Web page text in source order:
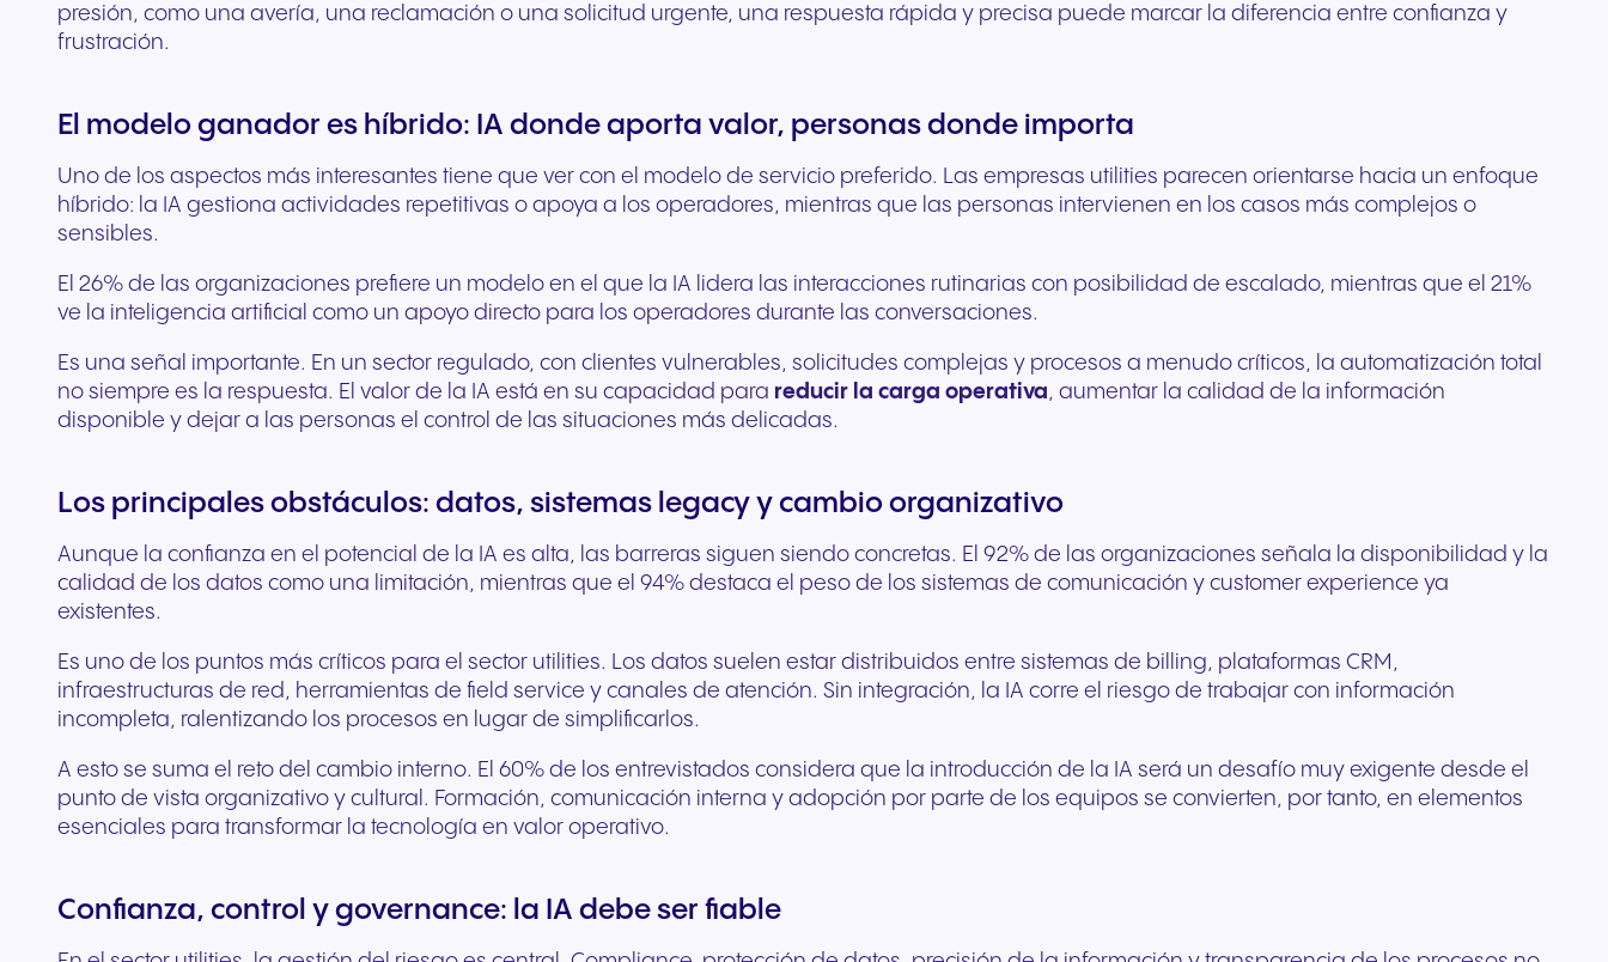
presión, como una avería, una reclamación o una solicitud urgente, una respuesta rápida y precisa puede marcar la diferencia entre confianza y
frustración.
El modelo ganador es híbrido: IA donde aporta valor, personas donde importa
Uno de los aspectos más interesantes tiene que ver con el modelo de servicio preferido. Las empresas utilities parecen orientarse hacia un enfoque
híbrido: la IA gestiona actividades repetitivas o apoya a los operadores, mientras que las personas intervienen en los casos más complejos o
sensibles.
El 26% de las organizaciones prefiere un modelo en el que la IA lidera las interacciones rutinarias con posibilidad de escalado, mientras que el 21%
ve la inteligencia artificial como un apoyo directo para los operadores durante las conversaciones.
Es una señal importante. En un sector regulado, con clientes vulnerables, solicitudes complejas y procesos a menudo críticos, la automatización total
no siempre es la respuesta. El valor de la IA está en su capacidad para reducir la carga operativa, aumentar la calidad de la información
disponible y dejar a las personas el control de las situaciones más delicadas.
Los principales obstáculos: datos, sistemas legacy y cambio organizativo
Aunque la confianza en el potencial de la IA es alta, las barreras siguen siendo concretas. El 92% de las organizaciones señala la disponibilidad y la
calidad de los datos como una limitación, mientras que el 94% destaca el peso de los sistemas de comunicación y customer experience ya
existentes.
Es uno de los puntos más críticos para el sector utilities. Los datos suelen estar distribuidos entre sistemas de billing, plataformas CRM,
infraestructuras de red, herramientas de field service y canales de atención. Sin integración, la IA corre el riesgo de trabajar con información
incompleta, ralentizando los procesos en lugar de simplificarlos.
A esto se suma el reto del cambio interno. El 60% de los entrevistados considera que la introducción de la IA será un desafío muy exigente desde el
punto de vista organizativo y cultural. Formación, comunicación interna y adopción por parte de los equipos se convierten, por tanto, en elementos
esenciales para transformar la tecnología en valor operativo.
Confianza, control y governance: la IA debe ser fiable